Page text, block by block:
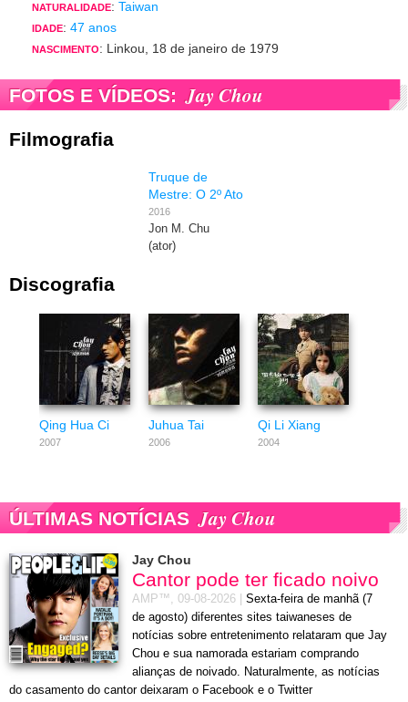
NATURALIDADE: Taiwan
IDADE: 47 anos
NASCIMENTO: Linkou, 18 de janeiro de 1979
FOTOS E VÍDEOS: Jay Chou
Filmografia
Truque de
Mestre: O 2º Ato
2016
Jon M. Chu
(ator)
Discografia
Qing Hua Ci
2007
Juhua Tai
2006
Qi Li Xiang
2004
ÚLTIMAS NOTÍCIAS Jay Chou
Jay Chou
Cantor pode ter ficado noivo
AMP™, 09-08-2026
Sexta-feira de manhã (7
de agosto) diferentes sites taiwaneses de
notícias sobre entretenimento relataram que Jay
Chou e sua namorada estariam comprando
alianças de noivado. Naturalmente, as notícias
do casamento do cantor deixaram o Facebook e o Twitter